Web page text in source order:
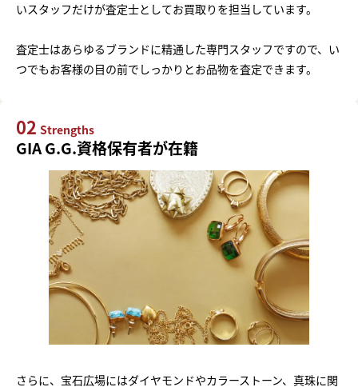
いスタッフだけが査定士としてお買取りを担当しています。
査定士はあらゆるブランドに精通した専門スタッフですので、い
つでもお客様の目の前でしっかりとお品物を査定できます。
02 Strengths
GIA G.G.資格保有者が在籍
さらに、宝石広場にはダイヤモンドやカラーストーン、真珠に関